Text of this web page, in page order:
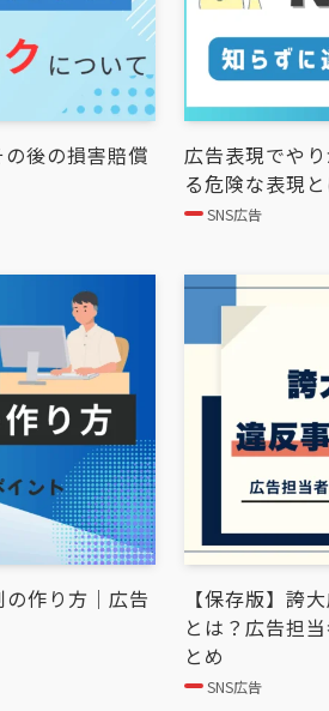
後の損害賠償
広告表現でや
る危険な表現と
SNS広告
作り方｜広告
【保存版】誇
とは？広告担
とめ
SNS広告